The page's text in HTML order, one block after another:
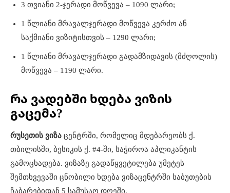
3 თვიანი 2-ჯერადი მოწვევა – 1090 ლარი;
1 წლიანი მრავალჯერადი მოწვევა კერძო ან
საქმიანი ვიზიტისთვის – 1290 ლარი;
1 წლიანი მრავალჯერადი გადამზიდავის (მძღოლის)
მოწვევა – 1190 ლარი.
რა ვადებში ხდება ვიზის
გაცემა?
რუსეთის ვიზა ცენტრში, რომელიც მდებარეობს ქ.
თბილისში, ბესიკის ქ. #4-ში, საჭიროა აპლიკანტის
გამოცხადება. ვიზაზე გადაწყვეტილება უმეტეს
შემთხვევაში ცნობილი ხდება ვიზაცენტრში საბუთების
ჩაბარებიდან 5 სამუსაო დღეში.